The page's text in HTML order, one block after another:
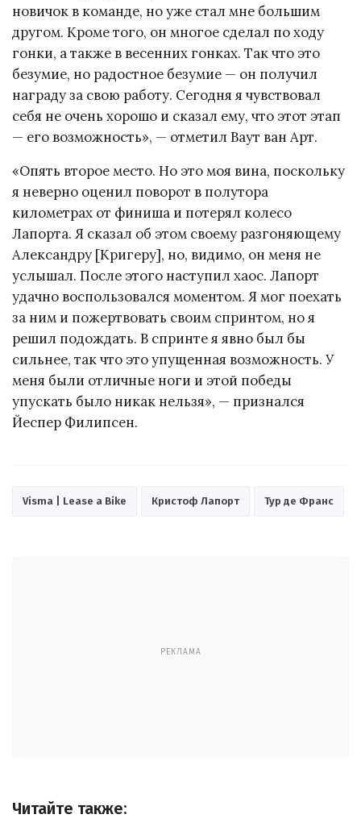
новичок в команде, но уже стал мне большим
другом. Кроме того, он многое сделал по ходу
гонки, а также в весенних гонках. Так что это
безумие, но радостное безумие — он получил
награду за свою работу. Сегодня я чувствовал
себя не очень хорошо и сказал ему, что этот этап
— его возможность», — отметил Ваут ван Арт.
«Опять второе место. Но это моя вина, поскольку
я неверно оценил поворот в полутора
километрах от финиша и потерял колесо
Лапорта. Я сказал об этом своему разгоняющему
Александру [Кригеру], но, видимо, он меня не
услышал. После этого наступил хаос. Лапорт
удачно воспользовался моментом. Я мог поехать
за ним и пожертвовать своим спринтом, но я
решил подождать. В спринте я явно был бы
сильнее, так что это упущенная возможность. У
меня были отличные ноги и этой победы
упускать было никак нельзя», — признался
Йеспер Филипсен.
Visma | Lease a Bike Кристоф Лапорт Тур де Франс
РЕКЛАМА
Читайте также: